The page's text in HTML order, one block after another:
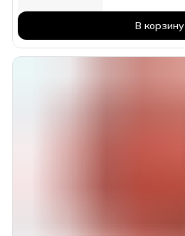
В корзину